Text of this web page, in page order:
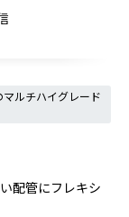
ルチハイグレード
配管にフレキシ